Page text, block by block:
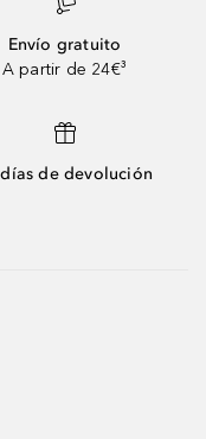
Envío gratuito
A partir de 24€³
de devolución